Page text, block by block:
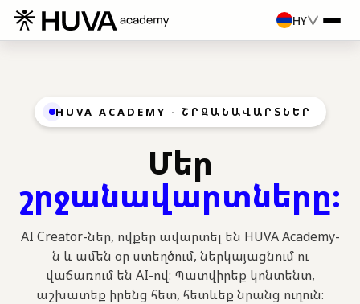
HY
HUVA ACADEMY · ՇՐՋԱՆԱՎԱՐՏՆԵՐ
Մեր
շրջանավարտները։
AI Creator-ներ, ովքեր ավարտել են HUVA Academy-
ն և ամեն օր ստեղծում, ներկայացնում ու
վաճառում են AI-ով։ Պատվիրեք կոնտենտ,
աշխատեք իրենց հետ, հետևեք նրանց ուղուն։